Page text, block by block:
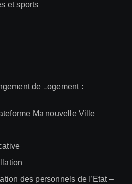
et sports
de Logement :
Ma nouvelle Ville
des personnels de l’Etat –